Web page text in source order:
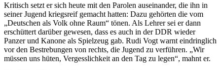
Kritisch setzt er sich heute mit den Parolen auseinander, die ihn in
seiner Jugend kriegsreif gemacht hatten: Dazu gehörten die vom
„Deutschen als Volk ohne Raum“ tönen. Als Lehrer sei er dann
erschüttert darüber gewesen, dass es auch in der DDR wieder
Panzer und Kanone als Spielzeug gab. Rudi Vogt warnt eindringlich
vor den Bestrebungen von rechts, die Jugend zu verführen. „Wir
müssen uns hüten, Vergesslichkeit an den Tag zu legen“, mahnt er.